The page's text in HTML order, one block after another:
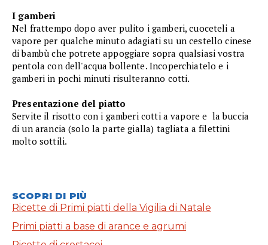
I gamberi
Nel frattempo dopo aver pulito i gamberi, cuoceteli a
vapore per qualche minuto adagiati su un cestello cinese
di bambù che potrete appoggiare sopra qualsiasi vostra
pentola con dell'acqua bollente. Incoperchiatelo e i
gamberi in pochi minuti risulteranno cotti.
Presentazione del piatto
Servite il risotto con i gamberi cotti a vapore e la buccia
di un arancia (solo la parte gialla) tagliata a filettini
molto sottili.
SCOPRI DI PIÙ
Ricette di Primi piatti della Vigilia di Natale
Primi piatti a base di arance e agrumi